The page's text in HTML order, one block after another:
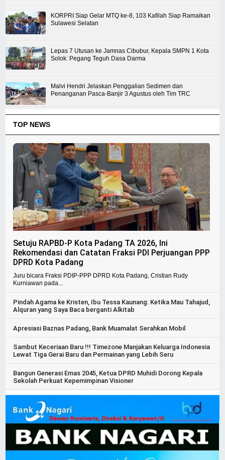
KORPRI Siap Gelar MTQ ke-8, 103 Kafilah Siap Ramaikan
Sulawesi Selatan
Lepas 7 Utusan ke Jamnas Cibubur, Kepala SMPN 1 Kota
Solok: Pegang Teguh Dasa Darma
Malvi Hendri Jelaskan Penggalian Sedimen dan
Penanganan Pasca-Banjir 3 Agustus oleh Tim TRC
TOP NEWS
Setuju RAPBD-P Kota Padang TA 2026, Ini
Rekomendasi dan Catatan Fraksi PDI Perjuangan PPP
DPRD Kota Padang
Juru bicara Fraksi PDIP-PPP DPRD Kota Padang, Cristian Rudy
Kurniawan pada...
Pindah Agama ke Kristen, Ibu Tessa Kaunang: Ketika Mau Tahajud,
Alquran yang Saya Baca berganti Alkitab
Apresiasi Baznas Padang, Bank Muamalat Serahkan Mobil
Sambut Keceriaan Baru !!! Timezone Manjakan Keluarga Indonesia
Lewat Tiga Gerai Baru dan Permainan yang Lebih Seru
Bangun Generasi Emas 2045, Ketua DPRD Muhidi Dorong Kepala
Sekolah Perkuat Kepemimpinan Visioner